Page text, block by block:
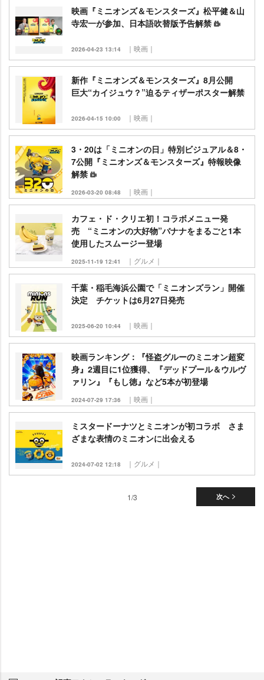
映画『ミニオンズ＆モンスターズ』松平健＆山
寺宏一が参加、日本語吹替版予告解禁
2026-04-23 13:14 ｜映画｜
新作『ミニオンズ＆モンスターズ』8月公開
巨大“カイジュウ？”迫るティザーポスター解禁
2026-04-15 10:00 ｜映画｜
3・20は「ミニオンの日」特別ビジュアル＆8・
7公開『ミニオンズ＆モンスターズ』特報映像
解禁
2026-03-20 08:48 ｜映画｜
カフェ・ド・クリエ初！コラボメニュー発
売 “ミニオンの大好物”バナナをまるごと1本
使用したスムージー登場
2025-11-19 12:41 ｜グルメ｜
千葉・稲毛海浜公園で「ミニオンズラン」開催
決定 チケットは6月27日発売
2025-06-20 10:44 ｜映画｜
映画ランキング：『怪盗グルーのミニオン超変
身』2週目に1位獲得、『デッドプール＆ウルヴ
ァリン』『もし徳』など5本が初登場
2024-07-29 17:36 ｜映画｜
ミスタードーナツとミニオンが初コラボ さま
ざまな表情のミニオンに出会える
2024-07-02 12:18 ｜グルメ｜
次へ
1/3